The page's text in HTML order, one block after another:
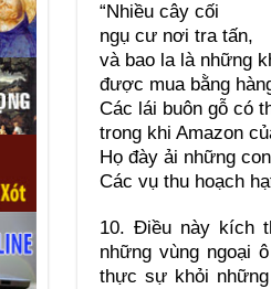
“Nhiều cây cối
ngụ cư nơi tra tấn,
và bao la là những
được mua bằng
Các lái buôn gỗ có
trong khi Amazon
Họ đày ải những
Các vụ thu hoạch
10. Điều này kích
những vùng ngoại
thực sự khỏi